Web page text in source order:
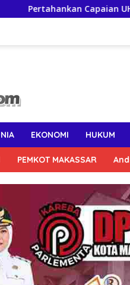
Capaian UHC, Sekda
EKONOMI HUKUM
PEMKOT MAKASSAR